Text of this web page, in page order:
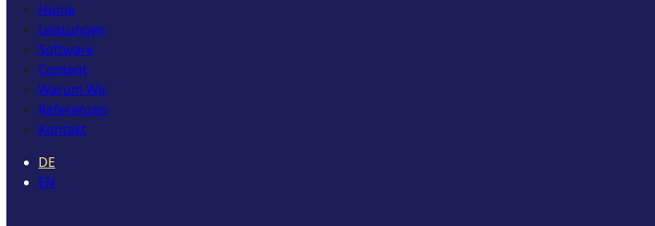
Home
Leistungen
Software
Content
Warum Wir
Referenzen
Kontakt
DE
EN